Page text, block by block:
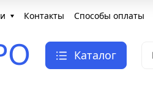
Контакты Способы оплаты
Каталог